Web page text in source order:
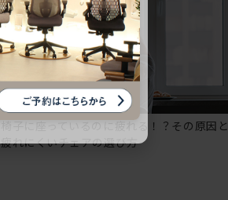
椅子に座っているのに疲れる！？その原因と
疲れにくいチェアの選び方